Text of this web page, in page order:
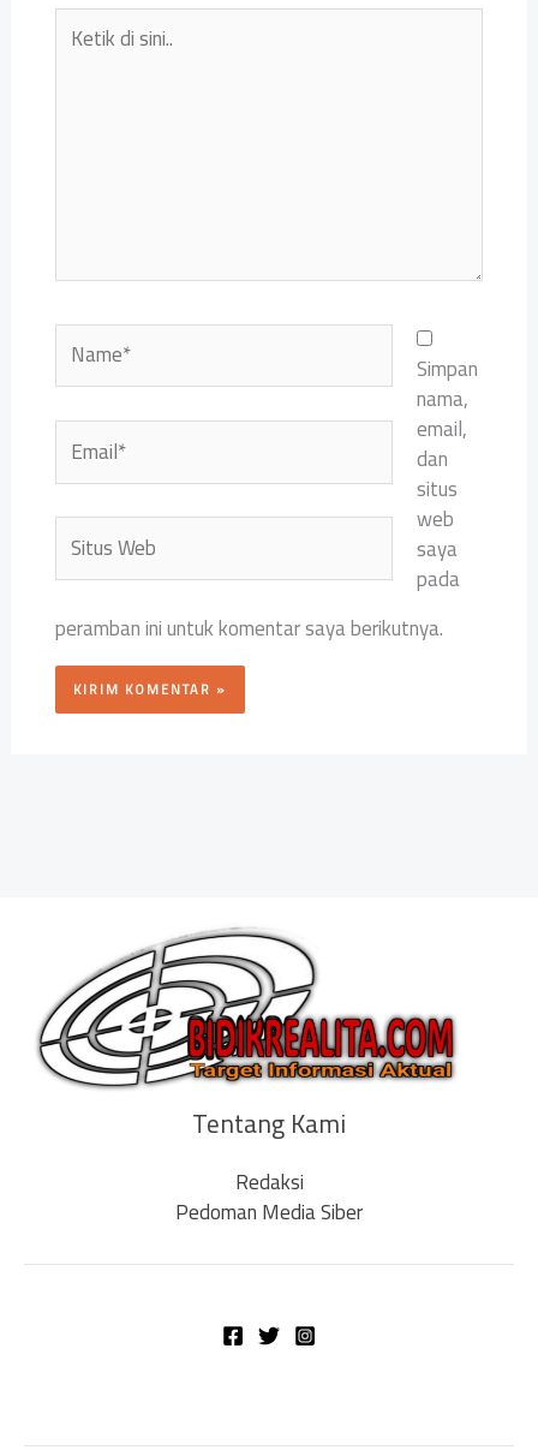
Ketik
Name*
Email*
Situs
Web
Simpan
nama,
email,
dan
situs
web
saya
pada
peramban ini untuk komentar saya berikutnya.
Tentang Kami
Redaksi
Pedoman Media Siber